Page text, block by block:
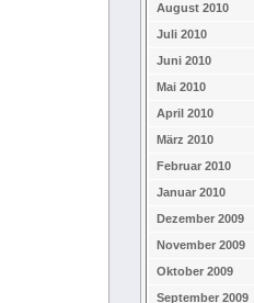
August 2010
Juli 2010
Juni 2010
Mai 2010
April 2010
März 2010
Februar 2010
Januar 2010
Dezember 2009
November 2009
Oktober 2009
September 2009